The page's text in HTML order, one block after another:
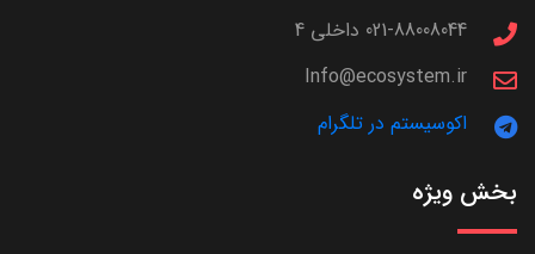
021-88008044 داخلی 4
Info@ecosystem.ir
اکوسیستم در تلگرام
بخش ویژه